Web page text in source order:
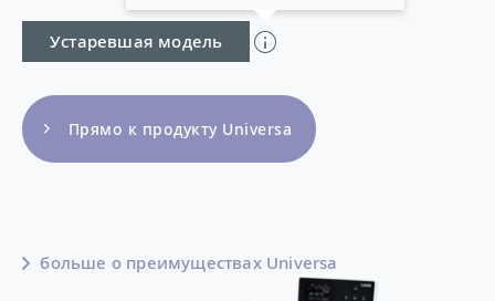
Устаревшая модель
Прямо к продукту Universa
больше о преимуществах Universa